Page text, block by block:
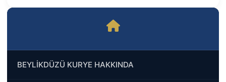
BEYLİKDÜZÜ KURYE HAKKINDA